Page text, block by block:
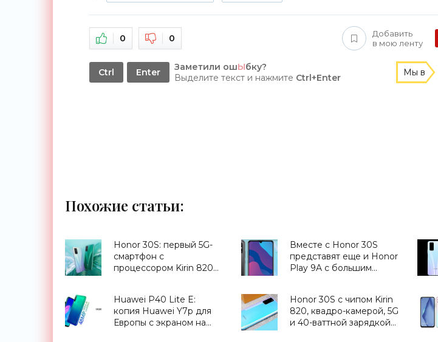
0 0
Добавить
в мою ленту
Ctrl Enter Заметили ошЫбку?
Выделите текст и нажмите Ctrl+Enter Мы в
Похожие статьи:
Honor 30S: первый 5G-
смартфон с
процессором Kirin 820
Вместе с Honor 30S
представят еще и Honor
Play 9A с большим
Huawei P40 Lite E:
копия Huawei Y7p для
Европы с экраном на
Honor 30S c чипом Kirin
820, квадро-камерой, 5G
и 40-ваттной зарядкой